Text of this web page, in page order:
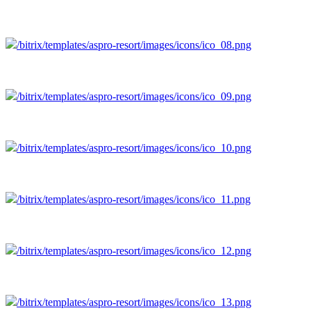
/bitrix/templates/aspro-resort/images/icons/ico_08.png
/bitrix/templates/aspro-resort/images/icons/ico_09.png
/bitrix/templates/aspro-resort/images/icons/ico_10.png
/bitrix/templates/aspro-resort/images/icons/ico_11.png
/bitrix/templates/aspro-resort/images/icons/ico_12.png
/bitrix/templates/aspro-resort/images/icons/ico_13.png